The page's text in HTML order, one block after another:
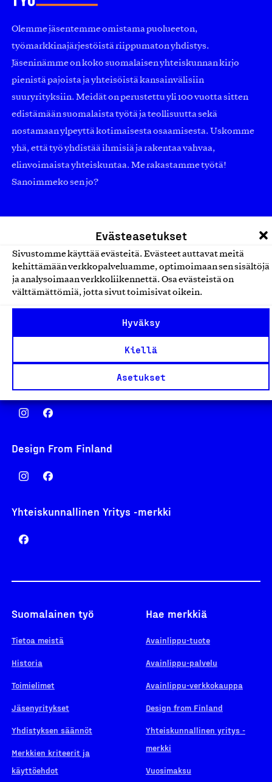
Evästeasetukset
Sivustomme käyttää evästeitä. Evästeet auttavat meitä
kehittämään verkkopalveluamme, optimoimaan sen sisältöjä
ja analysoimaan verkkoliikennettä. Osa evästeistä on
välttämättömiä, jotta sivut toimisivat oikein.
Hyväksy
Kiellä
Asetukset
Olemme jäsentemme omistama puolueeton,
työmarkkinajärjestöistä riippumaton yhdistys.
Jäseninämme on koko suomalaisen yhteiskunnan kirjo
pienistä pajoista ja yhteisöistä kansainvälisiin
suuryrityksiin. Meidät on perustettu yli 100 vuotta sitten
edistämään suomalaista työtä ja teollisuutta sekä
nostamaan ylpeyttä kotimaisesta osaamisesta. Uskomme
yhä, että työ yhdistää ihmisiä ja rakentaa vahvaa,
elinvoimaista yhteiskuntaa. Me rakastamme työtä!
Sanoimmeko sen jo?
Eteläranta 14,
00130 Helsinki
Finland
laskutus@suomalainentyo.fi
Design From Finland
Yhteiskunnallinen Yritys -merkki
Suomalainen työ
Tietoa meistä
Historia
Toimielimet
Jäsenyritykset
Yhdistyksen säännöt
Merkkien kriteerit ja
käyttöehdot
Hae merkkiä
Avainlippu-tuote
Avainlippu-palvelu
Avainlippu-verkkokauppa
Design from Finland
Yhteiskunnallinen yritys -
merkki
Vuosimaksu